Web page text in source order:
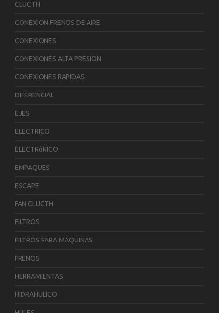
CLUCTH
CONEXION FRENOS DE AIRE
CONEXIONES
CONEXIONES ALTA PRESION
CONEXIONES RAPIDAS
DIFERENCIAL
EJES
ELECTRICO
ELECTRóNICO
EMPAQUES
ESCAPE
FAN CLUCTH
FILTROS
FILTROS PARA MAQUINAS
FRENOS
HERRAMIENTAS
HIDRAHULICO